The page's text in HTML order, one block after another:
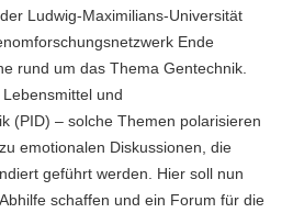
Ludwig-Maximilians-Universität
Ende
rund um das Thema Gentechnik.
und
(PID) – solche Themen polarisieren
emotionalen Diskussionen, die
geführt werden. Hier soll nun
schaffen und ein Forum für die